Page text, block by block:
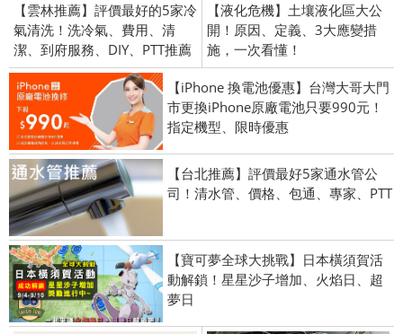
【雲林推薦】評價最好的5家冷
氣清洗！洗冷氣、費用、清
潔、到府服務、DIY、PTT推薦
【液化危機】土壤液化區大公
開！原因、定義、3大應變措
施，一次看懂！
【iPhone 換電池優惠】台灣大哥大門
市更換iPhone原廠電池只要990元！
指定機型、限時優惠
【台北推薦】評價最好5家通水管公
司！清水管、價格、包通、專家、PTT
【寶可夢全球大挑戰】日本橫須賀活
動解鎖！星星沙子增加、火焰日、超
夢日